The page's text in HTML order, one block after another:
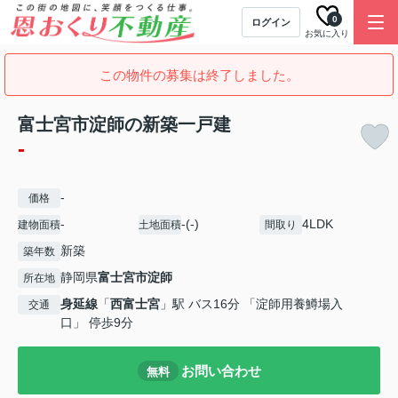
ログイン
お気に入り
0
この物件の募集は終了しました。
富士宮市淀師の新築一戸建
-
価格 -
建物面積- 土地面積-(-) 間取り 4LDK
築年数 新築
所在地 静岡県富士宮市淀師
交通 身延線 「西富士宮 」駅 バス16分 「淀師用養鱒場入
口」 停歩9分
無料 お問い合わせ